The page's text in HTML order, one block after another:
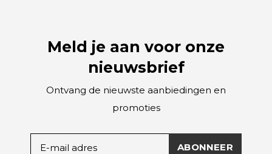
Meld je aan voor onze
nieuwsbrief
Ontvang de nieuwste aanbiedingen en
promoties
ABONNEER